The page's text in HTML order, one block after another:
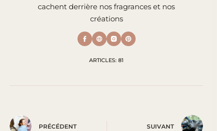
cachent derrière nos fragrances et nos
créations
ARTICLES: 81
PRÉCÉDENT SUIVANT